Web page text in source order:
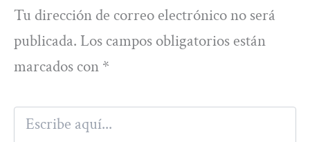
Tu dirección de correo electrónico no será
publicada. Los campos obligatorios están
marcados con *
aquí...